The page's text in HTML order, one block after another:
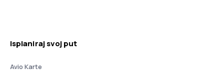
Isplaniraj svoj put
Avio Karte